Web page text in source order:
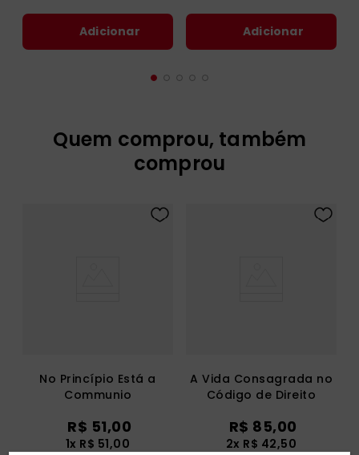
Adicionar Adicionar
Quem comprou, também
comprou
No Princípio Está a
Communio
R$ 51,00
1x R$ 51,00
A Vida Consagrada no
Código de Direito
R$ 85,00
2x R$ 42,50